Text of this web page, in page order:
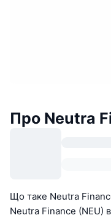
Про Neutra
Що таке Neutra
Neutra Finance (NEU)